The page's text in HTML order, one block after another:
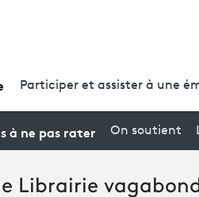
Participer et assister à une
à ne pas rater On soutient
Librairie